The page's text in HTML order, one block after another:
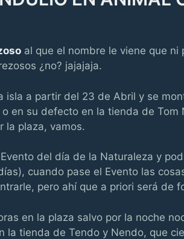
al que el nombre le viene que
¿no? jajajaja.
isla a partir del 23 de Abril y se
en su defecto en la tienda de
la plaza, vamos.
del día de la Naturaleza y
cuando pase el Evento las
pero ahí que a priori será de
en la plaza salvo por la noche
la tienda de Tendo y Nendo, que